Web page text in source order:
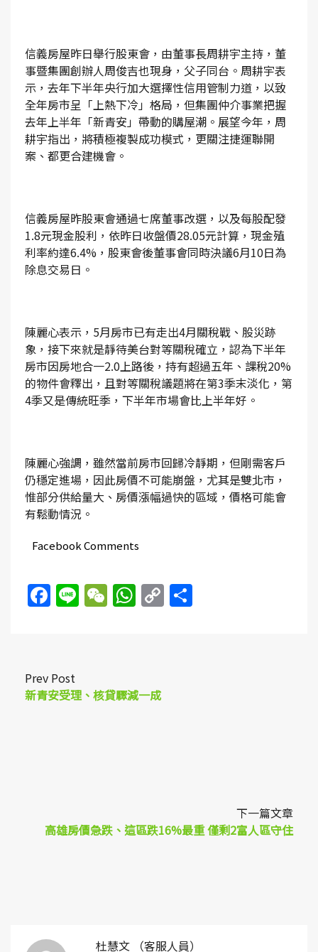
信義房屋昨日舉行股東會，由董事長周耕宇主持，董
事暨集團創辦人周俊吉也現身，父子同台。周耕宇表
示，去年下半年央行加大選擇性信用管制力道，以致
全年房市呈「上熱下冷」格局，但集團仲介事業把握
去年上半年「新青安」帶動的購屋潮。展望今年，周
耕宇指出，將積極複製成功模式，更關注捷運聯開
案、都更合建機會。
信義房屋昨股東會通過七席董事改選，以及每股配發
1.8元現金股利，依昨日收盤價28.05元計算，現金殖
利率約達6.4%，股東會後董事會同時決議6月10日為
除息交易日。
陳麗心表示，5月房市已有走出4月關稅戰、股災跡
象，接下來就是靜待美台對等關稅確立，認為下半年
房市因房地合一2.0上路後，持有超過五年、課稅20%
的物件會釋出，且對等關稅議題將在第3季末淡化，第
4季又是傳統旺季，下半年市場會比上半年好。
陳麗心強調，雖然當前房市回歸冷靜期，但剛需客戶
仍穩定進場，因此房價不可能崩盤，尤其是雙北市，
惟部分供給量大、房價漲幅過快的區域，價格可能會
有鬆動情況。
Facebook Comments
Facebook
LineWeChat
WhatsApp
Copy
Link
Prev Post
新青安受理、核貸驟減一成
下一篇文章
高雄房價急跌、這區跌16%最重 僅剩2富人區守住
杜慧文 （客服人員）